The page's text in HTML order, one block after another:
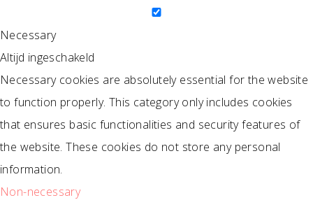
Necessary
Altijd ingeschakeld
Necessary cookies are absolutely essential for the website
to function properly. This category only includes cookies
that ensures basic functionalities and security features of
the website. These cookies do not store any personal
information.
Non-necessary